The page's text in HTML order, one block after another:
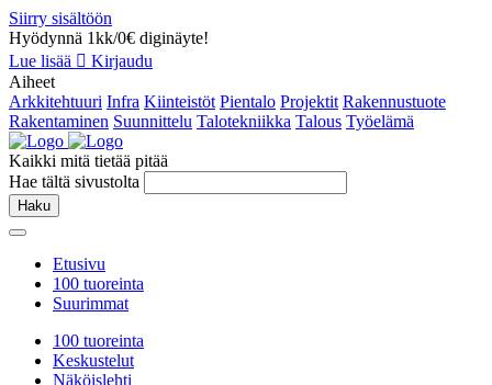
Siirry sisältöön
Hyödynnä 1kk/0€ diginäyte!
Lue lisää
Kirjaudu
Aiheet
Arkkitehtuuri Infra Kiinteistöt Pientalo Projektit Rakennustuote
Rakentaminen Suunnittelu Talotekniikka Talous Työelämä
Kaikki mitä tietää pitää
Hae tältä sivustolta
Haku
Etusivu
100 tuoreinta
Suurimmat
100 tuoreinta
Keskustelut
Näköislehti